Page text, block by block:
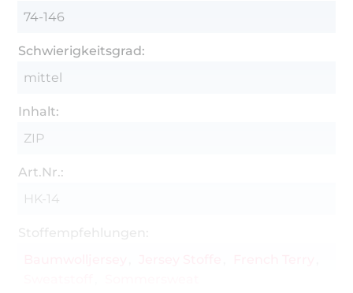
74-146
Schwierigkeitsgrad:
mittel
Inhalt:
ZIP
Art.Nr.:
HK-14
Stoffempfehlungen: